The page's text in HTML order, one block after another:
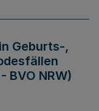
Geburts-,
BVO NRW)